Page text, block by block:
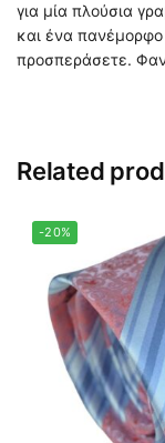
για μία πλούσια
και ένα
προσπεράσετε.
Related
-20%